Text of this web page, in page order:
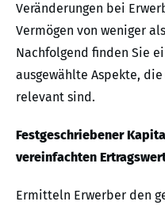
Veränderungen bei
Vermögen von weniger
Nachfolgend finden Sie
ausgewählte Aspekte,
relevant sind.
Festgeschriebener
vereinfachten
Ermitteln Erwerber den